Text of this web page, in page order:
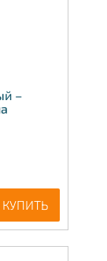
–
КУПИТЬ